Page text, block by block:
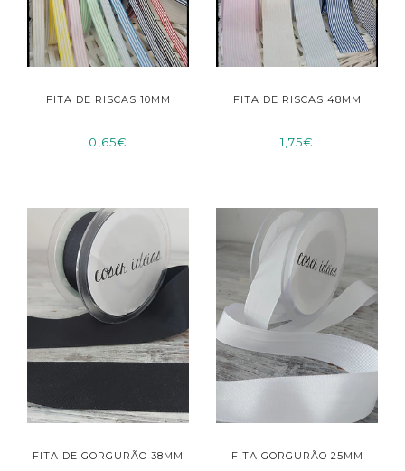
FITA DE RISCAS 10MM
0,65€
FITA DE RISCAS 48MM
1,75€
FITA DE GORGURÃO 38MM FITA GORGURÃO 25MM